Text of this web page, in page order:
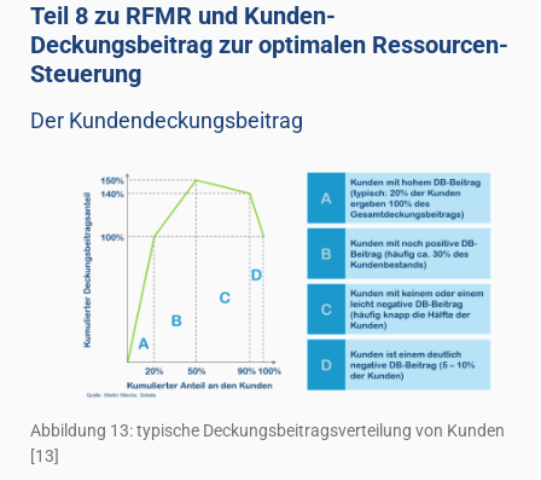
Teil 8 zu RFMR und Kunden-
Deckungsbeitrag zur optimalen Ressourcen-
Steuerung
Der Kundendeckungsbeitrag
Abbildung 13: typische Deckungsbeitragsverteilung von Kunden
[13]